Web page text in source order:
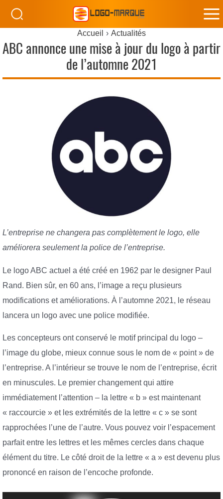
Accueil Actualités
ABC annonce une mise à jour du logo à partir
de l’automne 2021
L’entreprise ne changera pas complètement le logo, elle
améliorera seulement la police de l’entreprise.
Le logo ABC actuel a été créé en 1962 par le designer Paul
Rand. Bien sûr, en 60 ans, l’image a reçu plusieurs
modifications et améliorations. À l’automne 2021, le réseau
lancera un logo avec une police modifiée.
Les concepteurs ont conservé le motif principal du logo –
l’image du globe, mieux connue sous le nom de « point » de
l’entreprise. A l’intérieur se trouve le nom de l’entreprise, écrit
en minuscules. Le premier changement qui attire
immédiatement l’attention – la lettre « b » est maintenant
« raccourcie » et les extrémités de la lettre « c » se sont
rapprochées l’une de l’autre. Vous pouvez voir l’espacement
parfait entre les lettres et les mêmes cercles dans chaque
élément du titre. Le côté droit de la lettre « a » est devenu plus
prononcé en raison de l’encoche profonde.